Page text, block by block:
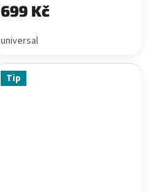
699 Kč
universal
Tip